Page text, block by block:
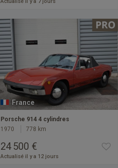
France
Porsche 914 4 cylindres
1970
778 km
24 500 €
Actualisé il y a 12 jours